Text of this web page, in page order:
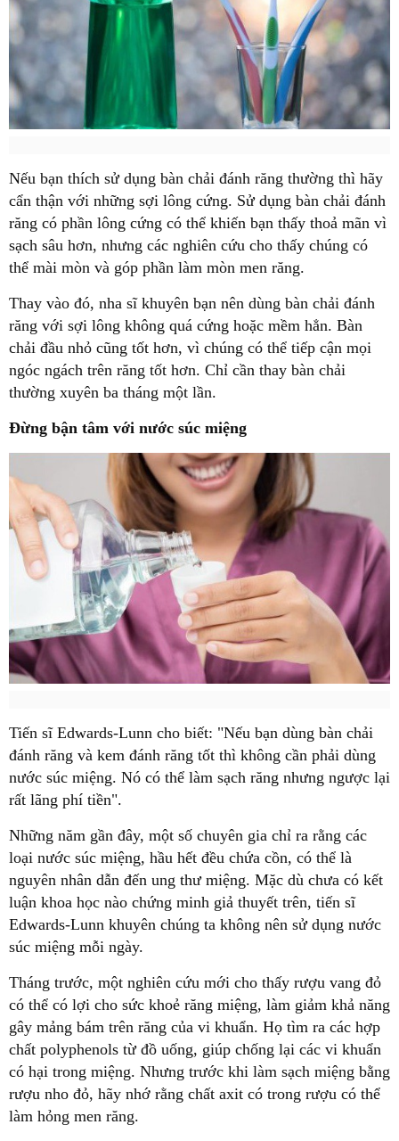
Nếu bạn thích sử dụng bàn chải đánh răng thường thì hãy
cẩn thận với những sợi lông cứng. Sử dụng bàn chải đánh
răng có phần lông cứng có thể khiến bạn thấy thoả mãn vì
sạch sâu hơn, nhưng các nghiên cứu cho thấy chúng có
thể mài mòn và góp phần làm mòn men răng.
Thay vào đó, nha sĩ khuyên bạn nên dùng bàn chải đánh
răng với sợi lông không quá cứng hoặc mềm hẳn. Bàn
chải đầu nhỏ cũng tốt hơn, vì chúng có thể tiếp cận mọi
ngóc ngách trên răng tốt hơn. Chỉ cần thay bàn chải
thường xuyên ba tháng một lần.
Đừng bận tâm với nước súc miệng
Tiến sĩ Edwards-Lunn cho biết: "Nếu bạn dùng bàn chải
đánh răng và kem đánh răng tốt thì không cần phải dùng
nước súc miệng. Nó có thể làm sạch răng nhưng ngược lại
rất lãng phí tiền".
Những năm gần đây, một số chuyên gia chỉ ra rằng các
loại nước súc miệng, hầu hết đều chứa cồn, có thể là
nguyên nhân dẫn đến ung thư miệng. Mặc dù chưa có kết
luận khoa học nào chứng minh giả thuyết trên, tiến sĩ
Edwards-Lunn khuyên chúng ta không nên sử dụng nước
súc miệng mỗi ngày.
Tháng trước, một nghiên cứu mới cho thấy rượu vang đỏ
có thể có lợi cho sức khoẻ răng miệng, làm giảm khả năng
gây mảng bám trên răng của vi khuẩn. Họ tìm ra các hợp
chất polyphenols từ đồ uống, giúp chống lại các vi khuẩn
có hại trong miệng. Nhưng trước khi làm sạch miệng bằng
rượu nho đỏ, hãy nhớ rằng chất axit có trong rượu có thể
làm hỏng men răng.